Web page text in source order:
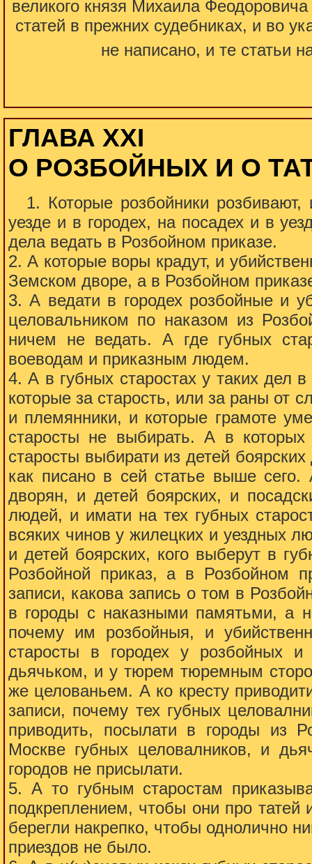
великого князя Михаила
статей в прежних судебниках, и во
не написано, и те статьи
ГЛАВА XXI
О РОЗБОЙНЫХ И О
1. Которые розбойники
уезде и в городех, на посадех и в
дела ведать в Розбойном приказе.
2. А которые воры крадут, и
Земском дворе, а в Розбойном
3. А ведати в городех розбойные и
целовальником по наказом из
ничем не ведать. А где губных
воеводам и приказным людем.
4. А в губных старостах у таких дел
которые за старость, или за раны от
и племянники, и которые грамоте
старосты не выбирать. А в
старосты выбирати из детей
как писано в сей статье выше
дворян, и детей боярских, и
людей, и имати на тех губных
всяких чинов у жилецких и уездных
и детей боярских, кого выберут в
Розбойной приказ, а в Розбойном
записи, какова запись о том в
в городы с наказными памятьми, а
почему им розбойныя, и
старосты в городех у розбойных
дьячьком, и у тюрем тюремным
же целованьем. А ко кресту
записи, почему тех губных
приводить, посылати в городы из
Москве губных целовалников, и
городов не присылати.
5. А то губным старостам
подкреплением, чтобы они про татей
берегли накрепко, чтобы однолично
приездов не было.